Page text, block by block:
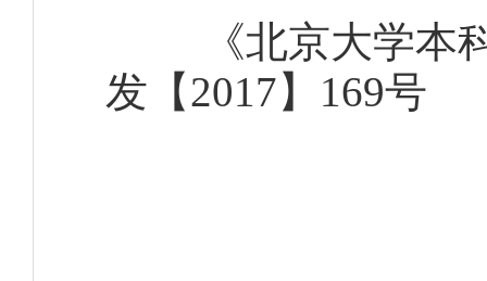
《北京大学
发【2017】169号